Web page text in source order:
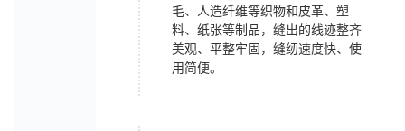
毛、人造纤维等织物和皮革、塑
料、纸张等制品，缝出的线迹整齐
美观、平整牢固，缝纫速度快、使
用简便。